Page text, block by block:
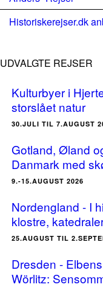
Historiskerejser.dk
UDVALGTE REJSER
Kulturbyer i
storslået natur
30.JULI TIL 7.AUGUST
Gotland, Øland
Danmark med
9.-15.AUGUST 2026
Nordengland - I
klostre,
25.AUGUST TIL
Dresden -
Wörlitz: